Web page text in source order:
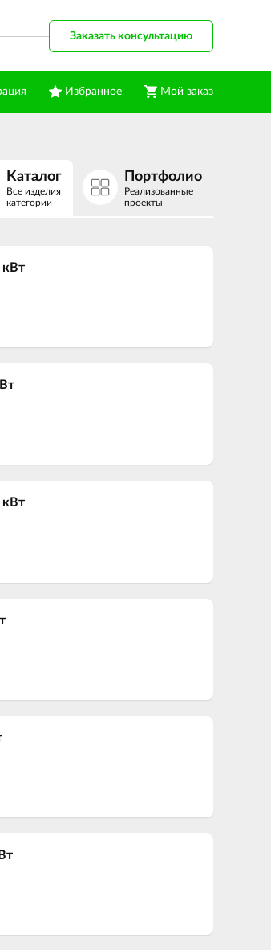
Избранное Мой заказ
Заказать консультацию
Каталог
Все изделия
категории
Портфолио
Реализованные
проекты
кВт
кВт